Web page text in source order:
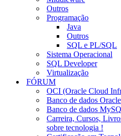
Outros
Programação
Java
Outros
SQL e PL/SQL
Sistema Operacional
SQL Developer
Virtualização
FÓRUM
OCI (Oracle Cloud
Banco de dados Oracle
Banco de dados
Carreira, Cursos,
sobre tecnologia !